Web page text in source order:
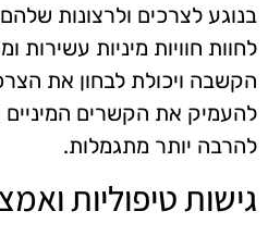
בנוגע לצרכים ולרצונות
לחוות חוויות מיניות עשירות
הקשבה ויכולת לבחון את
להעמיק את הקשרים המיניים
להרבה יותר מתגמלות.
גישות טיפוליות